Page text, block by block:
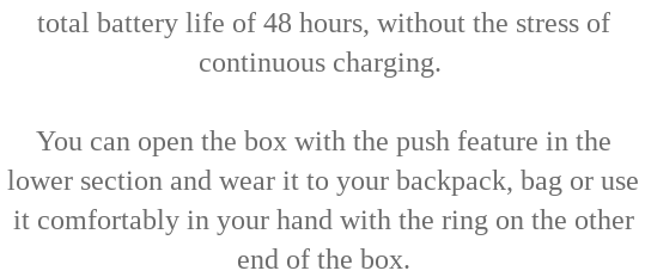
total battery life of 48 hours, without the stress of
continuous charging.
You can open the box with the push feature in the
lower section and wear it to your backpack, bag or use
it comfortably in your hand with the ring on the other
end of the box.